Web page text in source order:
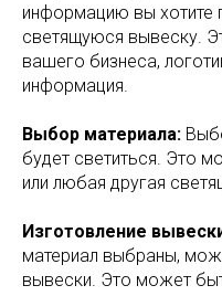
информацию вы хотите
светящуюся вывеску.
вашего бизнеса,
информация.
Выбор материала:
будет светиться. Это
или любая другая
Изготовление
материал выбраны,
вывески. Это может